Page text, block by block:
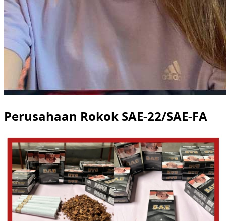
Perusahaan Rokok SAE-22/SAE-FA